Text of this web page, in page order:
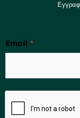
Email *